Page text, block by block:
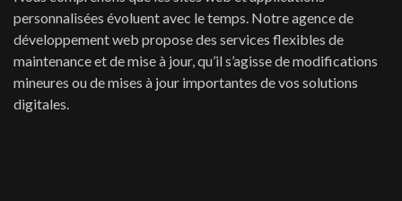
personnalisées évoluent avec le temps. Notre agence de
développement web propose des services flexibles de
maintenance et de mise à jour, qu’il s’agisse de modifications
mineures ou de mises à jour importantes de vos solutions
digitales.